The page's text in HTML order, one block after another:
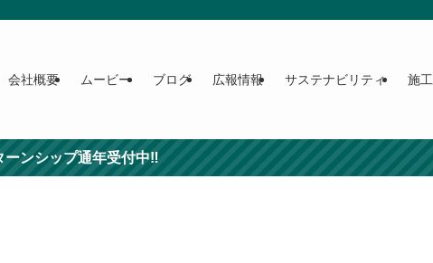
会社概要 ムービー ブログ 広報情報 サステナビリティ 施
ーンシップ通年受付中‼